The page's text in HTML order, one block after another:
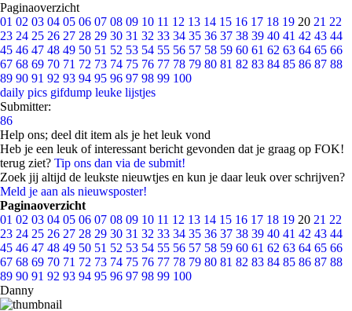
Paginaoverzicht
01 02 03 04 05 06 07 08 09 10 11 12 13 14 15 16 17 18 19 20 21 22
23 24 25 26 27 28 29 30 31 32 33 34 35 36 37 38 39 40 41 42 43 44
45 46 47 48 49 50 51 52 53 54 55 56 57 58 59 60 61 62 63 64 65 66
67 68 69 70 71 72 73 74 75 76 77 78 79 80 81 82 83 84 85 86 87 88
89 90 91 92 93 94 95 96 97 98 99 100
daily pics gifdump leuke lijstjes
Submitter:
86
Help ons; deel dit item als je het leuk vond
Heb je een leuk of interessant bericht gevonden dat je graag op FOK!
terug ziet? Tip ons dan via de submit!
Zoek jij altijd de leukste nieuwtjes en kun je daar leuk over schrijven?
Meld je aan als nieuwsposter!
Paginaoverzicht
01 02 03 04 05 06 07 08 09 10 11 12 13 14 15 16 17 18 19 20 21 22
23 24 25 26 27 28 29 30 31 32 33 34 35 36 37 38 39 40 41 42 43 44
45 46 47 48 49 50 51 52 53 54 55 56 57 58 59 60 61 62 63 64 65 66
67 68 69 70 71 72 73 74 75 76 77 78 79 80 81 82 83 84 85 86 87 88
89 90 91 92 93 94 95 96 97 98 99 100
Danny